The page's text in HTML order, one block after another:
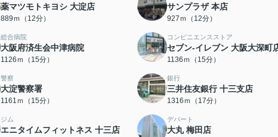
薬マツモトキヨシ 大淀店
889ｍ（12分）
サンプラザ 本店
927ｍ（12分）
総合病院
大阪府済生会中津病院
1126ｍ（15分）
コンビニエンスストア
セブン-イレブン 大阪大深町
1136ｍ（15分）
警察
大淀警察署
1161ｍ（15分）
銀行
三井住友銀行 十三支店
1316ｍ（17分）
ジム
エニタイムフィットネス 十三店
デパート
大丸 梅田店